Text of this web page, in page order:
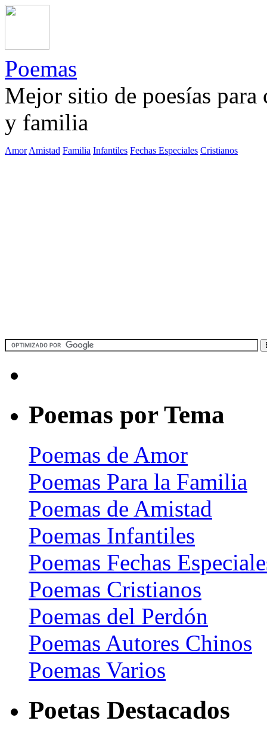
Poemas
Mejor sitio de poesías
y familia
Amor Amistad Familia Infantiles Fechas Especiales Cristianos
Poemas por Tema
Poemas de Amor
Poemas Para la Familia
Poemas de Amistad
Poemas Infantiles
Poemas Fechas
Poemas Cristianos
Poemas del Perdón
Poemas Autores Chinos
Poemas Varios
Poetas Destacados